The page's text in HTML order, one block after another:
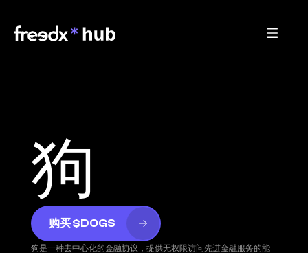
狗
购买 $DOGS
狗是一种去中心化的金融协议，提供无权限访问先进金融服务的能